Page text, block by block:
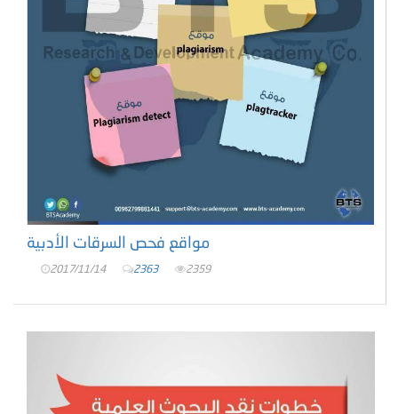
مواقع فحص السرقات الأدبية
2017/11/14 2363 2359